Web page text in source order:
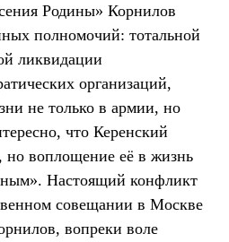
Родины» Корнилов
полномочий: тотальной
ликвидации
организаций,
не только в армии, но
что Керенский
но воплощение её в жизнь
Настоящий конфликт
совещании в Москве
вопреки воле